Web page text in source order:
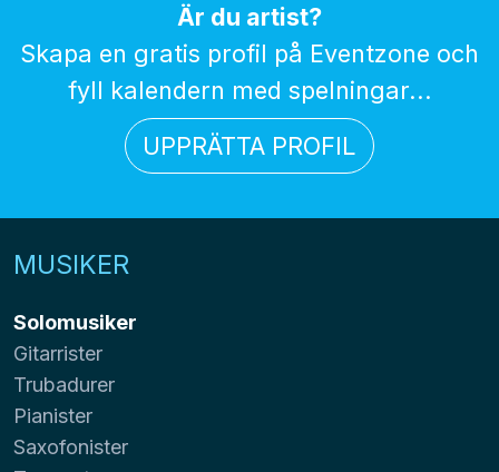
Är du artist?
Skapa en gratis profil på Eventzone och
fyll kalendern med spelningar...
UPPRÄTTA PROFIL
MUSIKER
Solomusiker
Gitarrister
Trubadurer
Pianister
Saxofonister